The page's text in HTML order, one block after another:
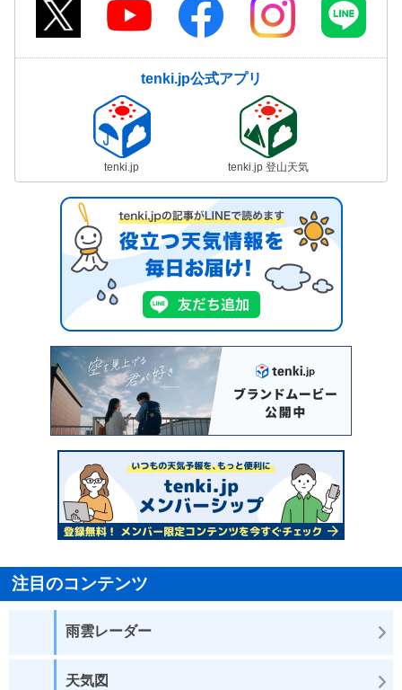
tenki.jp公式アプリ
tenki.jp tenki.jp 登山天気
注目のコンテンツ
雨雲レーダー
天気図